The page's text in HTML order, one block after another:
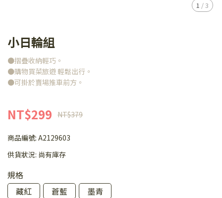
1 /3
小日輪組
●摺疊收納輕巧。
●購物買菜旅遊 輕鬆出行。
●可掛於賣場推車前方。
NT$299 NT$379
商品編號: A2129603
供貨狀況: 尚有庫存
規格
藏紅
蒼藍 墨青